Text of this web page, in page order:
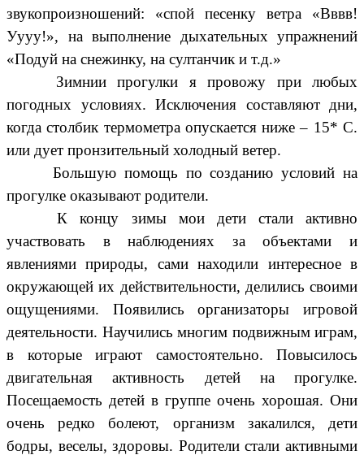
звукопроизношений: «спой песенку ветра «Вввв!
Уууу!», на выполнение дыхательных упражнений
«Подуй на снежинку, на султанчик и т.д.»
Зимнии прогулки я провожу при любых
погодных условиях. Исключения составляют дни,
когда столбик термометра опускается ниже – 15* C.
или дует пронзительный холодный ветер.
Большую помощь по созданию условий на
прогулке оказывают родители.
К концу зимы мои дети стали активно
участвовать в наблюдениях за объектами и
явлениями природы, сами находили интересное в
окружающей их действительности, делились своими
ощущениями. Появились организаторы игровой
деятельности. Научились многим подвижным играм,
в которые играют самостоятельно. Повысилось
двигательная активность детей на прогулке.
Посещаемость детей в группе очень хорошая. Они
очень редко болеют, организм закалился, дети
бодры, веселы, здоровы. Родители стали активными